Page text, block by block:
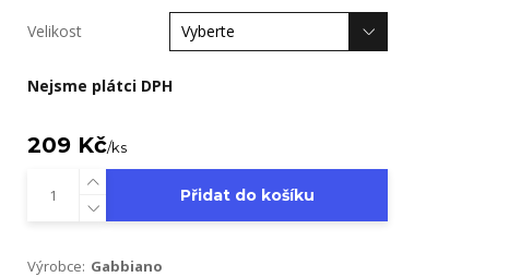
Velikost
Nejsme plátci DPH
209 Kč/ks
Přidat do košíku
Výrobce: Gabbiano